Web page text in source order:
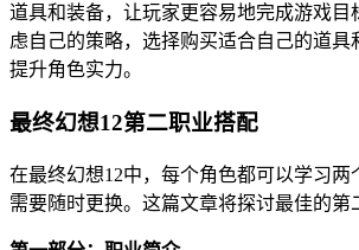
道具和装备，让玩家更容易地完成游戏目
虑自己的策略，选择购买适合自己的道具
提升角色实力。
最终幻想12第二职业搭配
在最终幻想12中，每个角色都可以学习两
需要随时更换。这篇文章将探讨最佳的第